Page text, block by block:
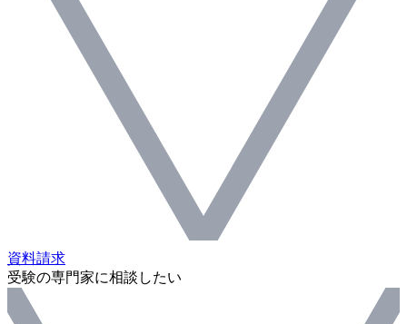
資料請求
受験の専門家に相談したい